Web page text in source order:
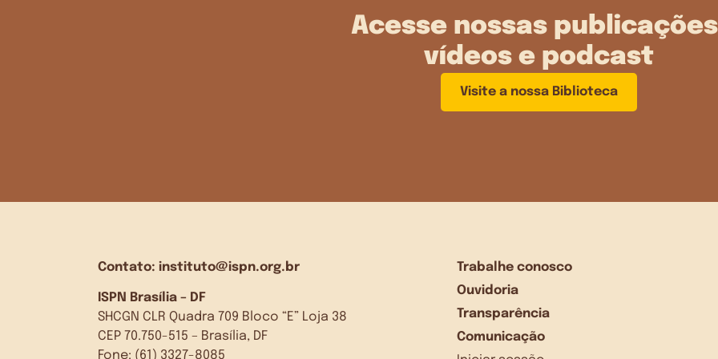
Acesse nossas
vídeos e podcast
Visite a nossa Biblioteca
Contato: instituto@ispn.org.br
ISPN Brasília – DF
SHCGN CLR Quadra 709 Bloco “E” Loja 38
CEP 70.750-515 – Brasília, DF
Fone: (61) 3327-8085
Trabalhe conosco
Ouvidoria
Transparência
Comunicação